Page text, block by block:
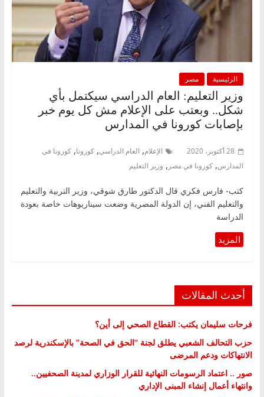
الرئيسية مصر
وزير التعليم: العام الدراسي سيكتمل بأي
شكل.. وبعتب على الإعلام مش كل يوم خبر
بإصابات كورونا في المدارس
28 أكتوبر، 2020 الإعلام, العام الدراسي, كورونا, كورونا في
المدارس, كورونا في مصر , وزير التعليم
كتب- فارس فكري قال الدكتور طارق شوقي، وزير التربية والتعليم
والتعليم الفني، إن الدولة المصرية وضعت سيناريوهات خاصة بعودة
الدراسة
أحدث المقالات
فرحات سليمان يكتب: القطاع الصحي إلى أين؟
حزب التحالف الشعبي يطلق لجنة “الحق في الصحة” بالإسكندرية لرصد
الانتهاكات ودعم المرضى
صور .. اعتماد الرسومات النهائية للقرار الوزاري لمدينة الصحفيين..
وانتهاء أعمال إنشاء المبنى الإداري